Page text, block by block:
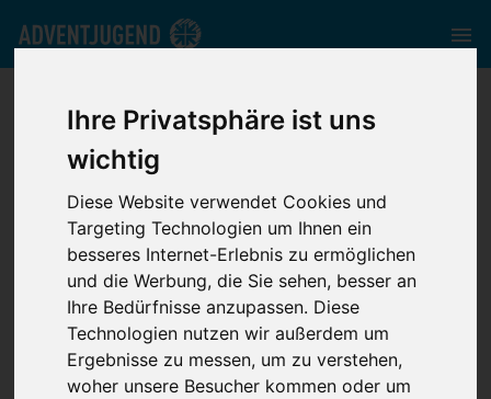
Ihre Privatsphäre ist uns
wichtig
Diese Website verwendet Cookies und
Targeting Technologien um Ihnen ein
besseres Internet-Erlebnis zu ermöglichen
und die Werbung, die Sie sehen, besser an
Ihre Bedürfnisse anzupassen. Diese
Technologien nutzen wir außerdem um
Ergebnisse zu messen, um zu verstehen,
woher unsere Besucher kommen oder um
steps2.one Folge
#5